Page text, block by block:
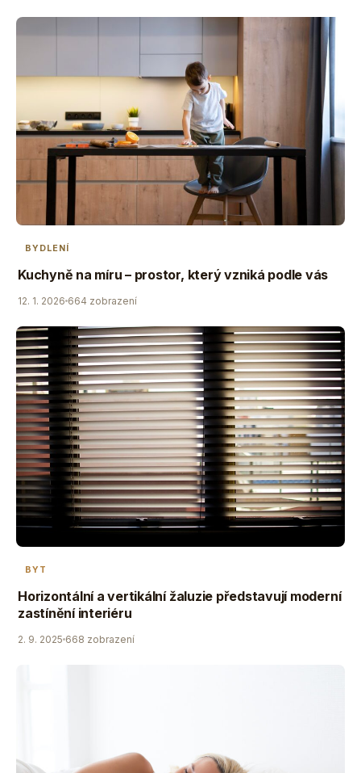
BYDLENÍ
Kuchyně na míru – prostor, který vzniká podle vás
12. 1. 2026 664 zobrazení
BYT
Horizontální a vertikální žaluzie představují moderní
zastínění interiéru
2. 9. 2025 668 zobrazení